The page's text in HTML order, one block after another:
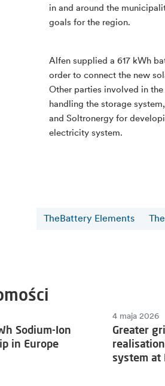
in and around the
goals for the region.
Alfen supplied a 617 kWh
order to connect the new
Other parties involved in
handling the storage
and Soltronergy for
electricity system.
TheBattery Elements
Sodium-Ion
in Europe
4 maja 2026
Greater
system at